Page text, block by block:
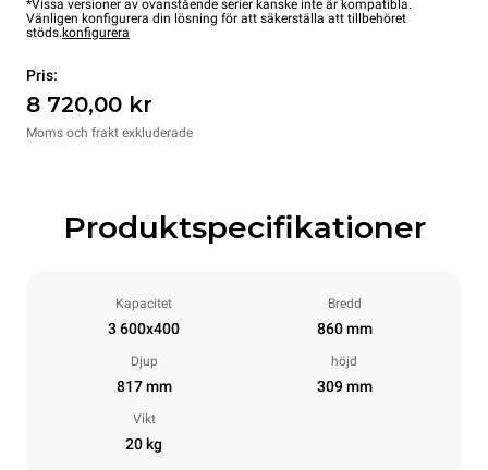
*Vissa versioner av ovanstående serier kanske inte är kompatibla.
Vänligen konfigurera din lösning för att säkerställa att tillbehöret
stöds. konfigurera
Pris:
8 720,00 kr
Moms och frakt exkluderade
Produktspecifikationer
Kapacitet
3 600x400
Bredd
860 mm
Djup
817 mm
höjd
309 mm
Vikt
20 kg